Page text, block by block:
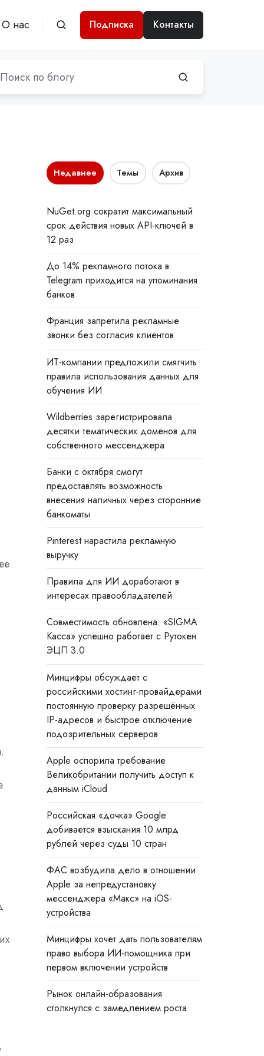
О нас Подписка Контакты
Недавнее Темы Архив
NuGet.org сократит максимальный
срок действия новых API-ключей в
12 раз
До 14% рекламного потока в
Telegram приходится на упоминания
банков
Франция запретила рекламные
звонки без согласия клиентов
ИТ-компании предложили смягчить
правила использования данных для
обучения ИИ
Wildberries зарегистрировала
десятки тематических доменов для
собственного мессенджера
Банки с октября смогут
предоставлять возможность
внесения наличных через сторонние
банкоматы
Pinterest нарастила рекламную
выручку
Правила для ИИ доработают в
интересах правообладателей
Совместимость обновлена: «SIGMA
Касса» успешно работает с Рутокен
ЭЦП 3.0
Минцифры обсуждает с
российскими хостинг-провайдерами
постоянную проверку разрешённых
IP-адресов и быстрое отключение
подозрительных серверов
Apple оспорила требование
Великобритании получить доступ к
данным iCloud
Российская «дочка» Google
добивается взыскания 10 млрд
рублей через суды 10 стран
ФАС возбудила дело в отношении
Apple за непредустановку
мессенджера «Макс» на iOS-
устройства
Минцифры хочет дать пользователям
право выбора ИИ-помощника при
первом включении устройств
Рынок онлайн-образования
столкнулся с замедлением роста